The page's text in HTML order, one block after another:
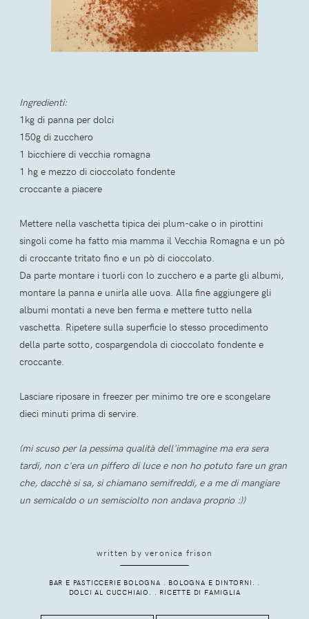
Ingredienti:
1kg di panna per dolci
150g di zucchero
1 bicchiere di vecchia romagna
1 hg e mezzo di cioccolato fondente
croccante a piacere
Mettere nella vaschetta tipica dei plum-cake o in pirottini
singoli come ha fatto mia mamma il Vecchia Romagna e un pò
di croccante tritato fino e un pò di cioccolato.
Da parte montare i tuorli con lo zucchero e a parte gli albumi,
montare la panna e unirla alle uova. Alla fine aggiungere gli
albumi montati a neve ben ferma e mettere tutto nella
vaschetta. Ripetere sulla superficie lo stesso procedimento
della parte sotto, cospargendola di cioccolato fondente e
croccante.
Lasciare riposare in freezer per minimo tre ore e scongelare
dieci minuti prima di servire.
(mi scuso per la pessima qualità dell'immagine ma era sera
tardi, non c'era un piffero di luce e non ho potuto fare un gran
che, dacchè si sa, si chiamano semifreddi, e a me di mangiare
un semicaldo o un semisciolto non andava proprio :))
written byveronica frison
BAR E PASTICCERIE BOLOGNA . BOLOGNA E DINTORNI. .
DOLCI AL CUCCHIAIO. . RICETTE DI FAMIGLIA